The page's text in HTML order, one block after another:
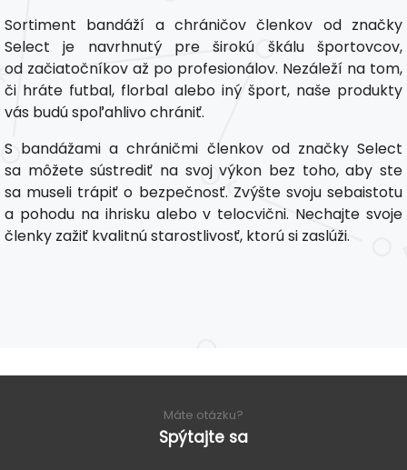
Sortiment bandáží a chráničov členkov od značky
Select je navrhnutý pre širokú škálu športovcov,
od začiatočníkov až po profesionálov. Nezáleží na tom,
či hráte futbal, florbal alebo iný šport, naše produkty
vás budú spoľahlivo chrániť.
S bandážami a chráničmi členkov od značky Select
sa môžete sústrediť na svoj výkon bez toho, aby ste
sa museli trápiť o bezpečnosť. Zvýšte svoju sebaistotu
a pohodu na ihrisku alebo v telocvični. Nechajte svoje
členky zažiť kvalitnú starostlivosť, ktorú si zaslúži.
Máte otázku?
Spýtajte sa